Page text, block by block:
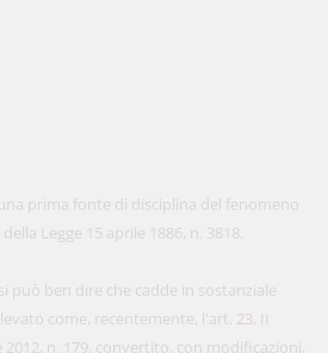
prima fonte di disciplina del fenomeno
Legge 15 aprile 1886, n. 3818.
può ben dire che cadde in sostanziale
come, recentemente, l'art. 23, II
n. 179, convertito, con modificazioni,